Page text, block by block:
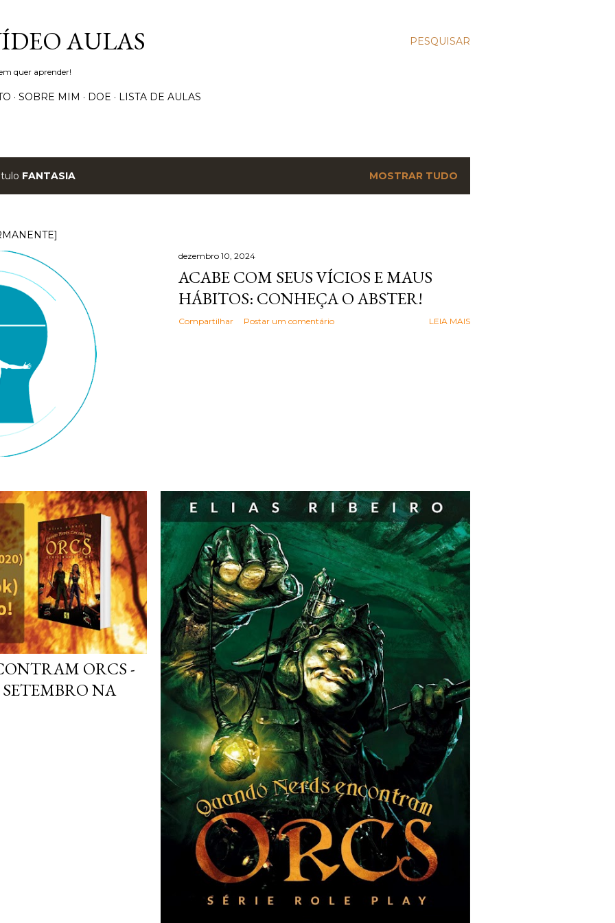
PESQUISAR
AULAS
quer aprender!
SOBRE MIM DOE LISTA DE AULAS
FANTASIA MOSTRAR TUDO
dezembro 10, 2024
ACABE COM SEUS VÍCIOS E MAUS
HÁBITOS: CONHEÇA O ABSTER!
Compartilhar Postar um comentário LEIA MAIS
ORCS -
NA